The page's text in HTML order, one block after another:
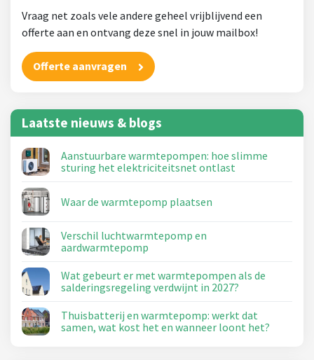
Vraag net zoals vele andere geheel vrijblijvend een
offerte aan en ontvang deze snel in jouw mailbox!
Offerte aanvragen
Laatste nieuws & blogs
Aanstuurbare warmtepompen: hoe slimme
sturing het elektriciteitsnet ontlast
Waar de warmtepomp plaatsen
Verschil luchtwarmtepomp en
aardwarmtepomp
Wat gebeurt er met warmtepompen als de
salderingsregeling verdwijnt in 2027?
Thuisbatterij en warmtepomp: werkt dat
samen, wat kost het en wanneer loont het?